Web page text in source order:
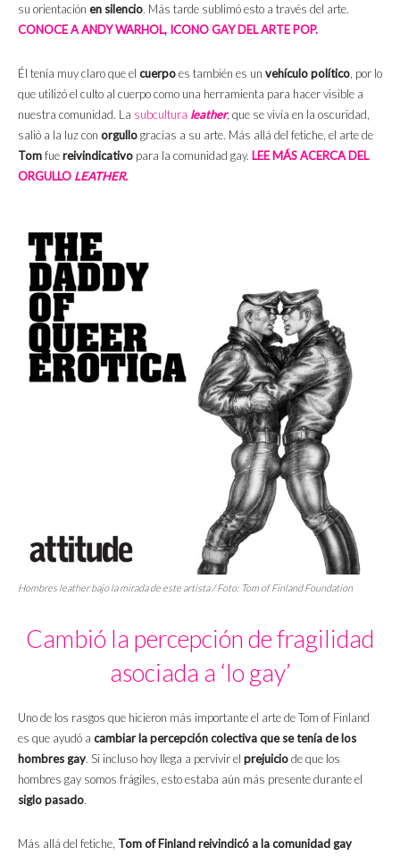
su orientación en silencio. Más tarde sublimó esto a través del arte.
CONOCE A ANDY WARHOL, ICONO GAY DEL ARTE POP.
Él tenía muy claro que el cuerpoes también es un vehículo político , por lo
que utilizó el culto al cuerpo como una herramienta para hacer visible a
nuestra comunidad. La subcultura leather, que se vivía en la oscuridad,
salió a la luz con orgullogracias a su arte. Más allá del fetiche, el arte de
Tomfuereivindicativo para la comunidad gay. LEE MÁS ACERCA DEL
ORGULLO LEATHER.
Hombres leatherbajo la mirada de este artista / Foto: Tom of Finland Foundation
Cambió la percepción de fragilidad
asociada a ‘lo gay’
Uno de los rasgos que hicieron más importante el arte de Tom of Finland
es que ayudó a cambiar la percepción colectiva que se tenía de los
hombres gay. Si incluso hoy llega a pervivir el prejuiciode que los
hombres gay somos frágiles, esto estaba aún más presente durante el
siglo pasado.
Más allá del fetiche, Tom of Finland reivindicó a la comunidad gay